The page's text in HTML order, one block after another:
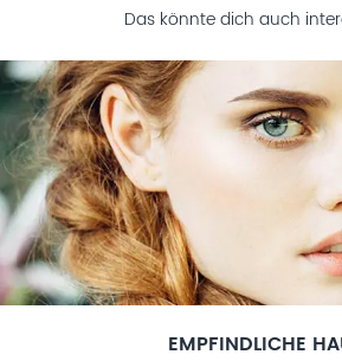
Das könnte dich auch
EMPFINDLICHE